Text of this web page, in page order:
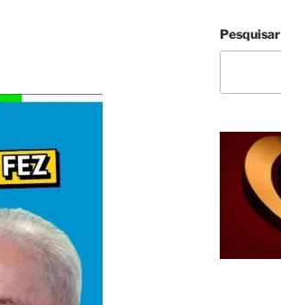
Pesquisar